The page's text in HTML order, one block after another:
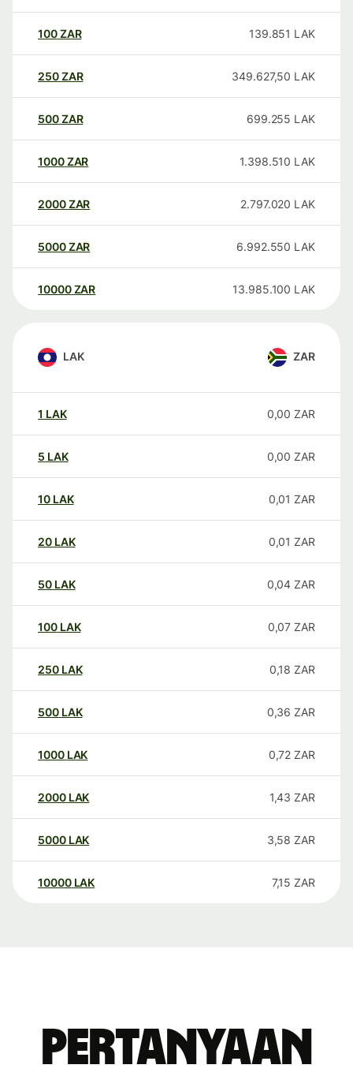
100ZAR 139.851 LAK
250ZAR 349.627,50 LAK
500ZAR 699.255 LAK
1000ZAR 1.398.510 LAK
2000ZAR 2.797.020 LAK
5000ZAR 6.992.550 LAK
10000 ZAR 13.985.100 LAK
LAK ZAR
1 LAK 0,00 ZAR
5 LAK 0,00 ZAR
10 LAK 0,01 ZAR
20 LAK 0,01 ZAR
50 LAK 0,04 ZAR
100 LAK 0,07 ZAR
250 LAK 0,18 ZAR
500 LAK 0,36 ZAR
1000 LAK 0,72 ZAR
2000 LAK 1,43 ZAR
5000 LAK 3,58 ZAR
10000 LAK 7,15 ZAR
Pertanyaan